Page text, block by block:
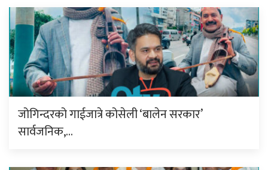
जोगिन्दरको गाईजात्रे कोसेली ‘बालेन सरकार’
सार्वजनिक,…